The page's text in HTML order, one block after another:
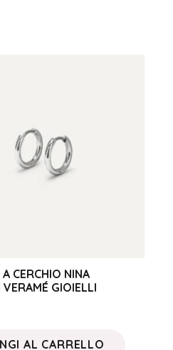
CERCHIO NINA
GIOIELLI
AL CARRELLO